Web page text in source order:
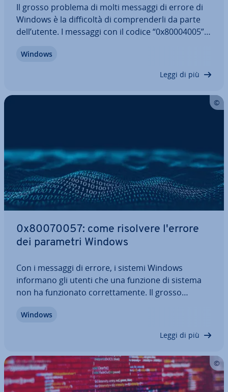
Il grosso problema di molti messaggi di errore di
Windows è la dif­fi­col­tà di com­pren­der­li da parte
dell’utente. I messaggi con il codice “0x80004005”
momento che un errore di questo tipo può ve­ri­fi­
Windows
Leggi di più
0x80070057: come risolvere l'errore
dei parametri Windows
Con i messaggi di errore, i sistemi Windows
informano gli utenti che una funzione di sistema
non ha fun­zio­na­to cor­ret­ta­men­te. Il grosso
contiene solo codici di errore come "0x80070057",
Windows
Leggi di più